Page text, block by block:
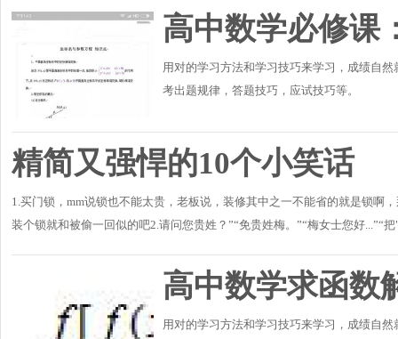
高中数学必修课
用对的学习方法和学习技巧来学习，成绩自
考出题规律，答题技巧，应试技巧等。
精简又强悍的10个小笑话
1.买门锁，mm说锁也不能太贵，老板说，装修其中之一不能省的就是锁啊
装个锁就和被偷一回似的吧2.请问您贵姓？”“免贵姓梅。”“梅女士您好...”“
高中数学求函数
用对的学习方法和学习技巧来学习，成绩自